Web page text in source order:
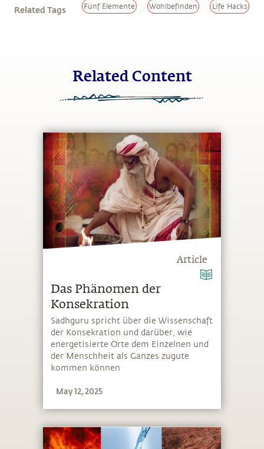
Related Tags Fünf Elemente Wohlbefinden Life Hacks
Related Content
Article
Das Phänomen der
Konsekration
Sadhguru spricht über die Wissenschaft
der Konsekration und darüber, wie
energetisierte Orte dem Einzelnen und
der Menschheit als Ganzes zugute
kommen können
May 12, 2025